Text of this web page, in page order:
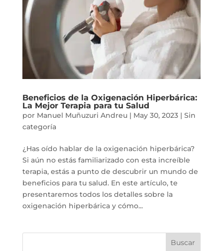
Beneficios de la Oxigenación Hiperbárica:
La Mejor Terapia para tu Salud
por Manuel Muñuzuri Andreu| May 30, 2023| Sin
categoría
¿Has oído hablar de la oxigenación hiperbárica?
Si aún no estás familiarizado con esta increíble
terapia, estás a punto de descubrir un mundo de
beneficios para tu salud. En este artículo, te
presentaremos todos los detalles sobre la
oxigenación hiperbárica y cómo...